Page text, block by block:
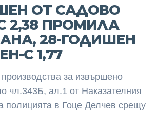
ОТ САДОВО
2,38 ПРОМИЛА
28-ГОДИШЕН
С 1,77
за извършено
чл.343Б, ал.1 от Наказателния
полицията в Гоце Делчев срещу